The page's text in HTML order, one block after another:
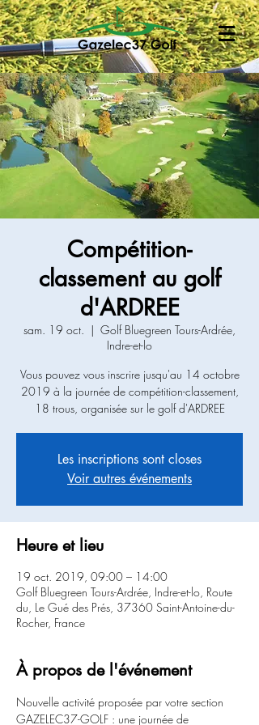
Compétition-
classement au golf
d'ARDREE
sam. 19 oct.
  |
Golf Bluegreen Tours-Ardrée,
Indre-et-lo
Vous pouvez vous inscrire jusqu'au 14 octobre
2019 à la journée de compétition-classement,
18 trous, organisée sur le golf d'ARDREE
Les inscriptions sont closes
Voir autres événements
Heure et lieu
19 oct. 2019, 09:00 – 14:00
Golf Bluegreen Tours-Ardrée, Indre-et-lo, Route
du, Le Gué des Prés, 37360 Saint-Antoine-du-
Rocher, France
À propos de l'événement
Nouvelle activité proposée par votre section
GAZELEC37-GOLF : une journée de